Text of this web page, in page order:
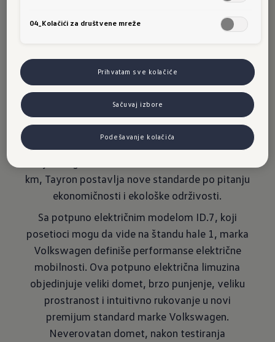
obloge vrata u boji karoserije i opciono
omogućava neometan pogled na nebo.
Zahvaljujući ambijentalnom osvetljenju sa do 30
nijansi, unutrašnjost Tayrona može da se
prilagodi ličnom ukusu i atmosferi. Uz prostrani
prtljažnik kapaciteta 885 litara (sa pet putnika),
km, Tayron postavlja nove standarde po pitanju
ekonomičnosti i ekološke održivosti.
Sa potpuno električnim modelom ID.7, koji
posetioci mogu da vide na štandu hale 1, marka
Volkswagen definiše performanse električne
mobilnosti. Ova potpuno električna limuzina
objedinjuje veliki domet, brzo punjenje, veliku
prostranost i intuitivno rukovanje u novi
premijum standard marke Volkswagen.
Neverovatan domet, nakon testiranja
04_Kolačići za društvene mreže
Prihvatam sve kolačiće
Sačuvaj izbore
Podešavanje kolačića